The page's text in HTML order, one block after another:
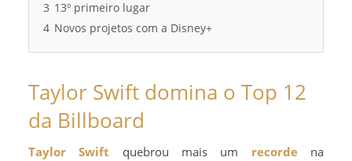
3 13º primeiro lugar
4 Novos projetos com a Disney+
Taylor Swift domina o Top 12
da Billboard
Taylor Swift quebrou mais um recordena